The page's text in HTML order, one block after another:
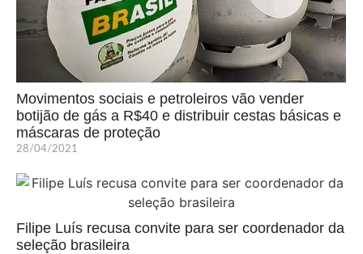
Movimentos sociais e petroleiros vão vender
botijão de gás a R$40 e distribuir cestas básicas e
máscaras de proteção
28/04/2021
Filipe Luís recusa convite para ser coordenador da
seleção brasileira